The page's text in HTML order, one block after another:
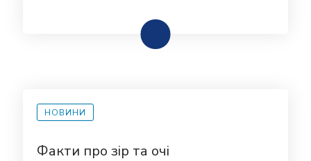
НОВИНИ
Факти про зір та очі